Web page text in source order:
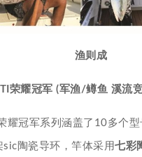
渔则成
荣耀冠军 (军渔/鳟鱼 溪流
冠军系列涵盖了10多个
陶瓷导环，竿体采用七彩